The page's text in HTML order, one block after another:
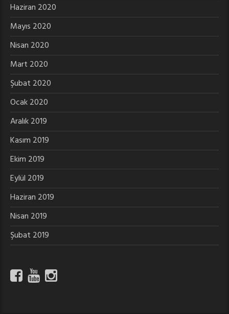
Haziran 2020
Mayıs 2020
Nisan 2020
Mart 2020
Şubat 2020
Ocak 2020
Aralık 2019
Kasım 2019
Ekim 2019
Eylül 2019
Haziran 2019
Nisan 2019
Şubat 2019